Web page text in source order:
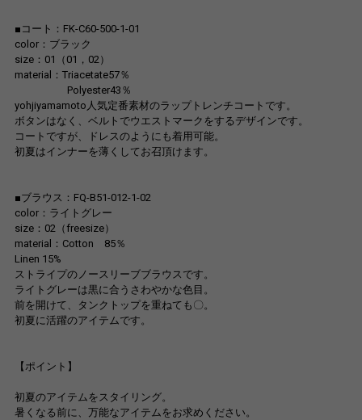
■コート：FK-C60-500-1-01
color：ブラック
size：01（01，02）
material：Triacetate57％
Polyester43％
yohjiyamamoto人気定番素材のラップトレンチコートです。
ボタンはなく、ベルトでウエストマークをするデザインです。
コートですが、ドレスのようにも着用可能。
初夏はインナーを薄くしてお召頂けます。
■ブラウス：FQ-B51-012-1-02
color：ライトグレー
size：02（freesize）
material：Cotton 85％
Linen 15%
ストライプのノースリーブブラウスです。
ライトグレーは黒に合うさわやかな色目。
前を開けて、タンクトップを重ねても〇。
初夏に活躍のアイテムです。
【ポイント】
初夏のアイテムをスタイリング。
暑くなる前に、万能なアイテムをお求めください。